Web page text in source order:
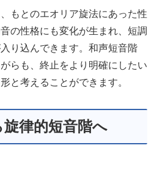
もとのエオリア旋法にあった性
の性格にも変化が生まれ、短調
り込んできます。和声短音階
らも、終止をより明確にしたい
と考えることができます。
律的短音階へ